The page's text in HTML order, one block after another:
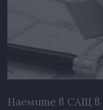
Наемите в САЩ в